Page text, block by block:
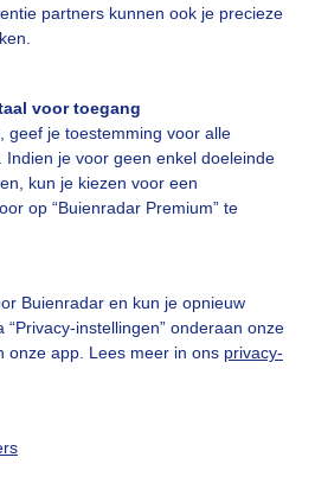
partners kunnen ook je precieze
voor toegang
geef je toestemming voor alle
Indien je voor geen enkel doeleinde
kun je kiezen voor een
op “Buienradar Premium” te
Buienradar en kun je opnieuw
instellingen” onderaan onze
onze app. Lees meer in ons privacy-